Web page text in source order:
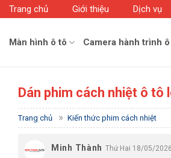
Skip
to
content
Trang chủ Giới thiệu Dịch vụ
Màn hình ô tô Camera hành trình
Dán phim cách nhiệt ô tô
Trang chủ » Kiến thức phim cách nhiệt
Minh Thành Thứ Hai 18/05/